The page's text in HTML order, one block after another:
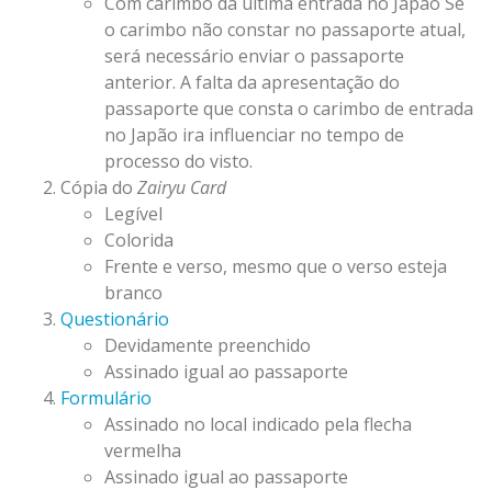
o carimbo não constar no passaporte atual,
será necessário enviar o passaporte
anterior. A falta da apresentação do
passaporte que consta o carimbo de entrada
no Japão ira influenciar no tempo de
processo do visto.
Cópia do Zairyu Card
Legível
Colorida
Frente e verso, mesmo que o verso esteja
branco
Questionário
Devidamente preenchido
Assinado igual ao passaporte
Formulário
Assinado no local indicado pela flecha
vermelha
Assinado igual ao passaporte